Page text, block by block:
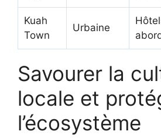
Kuah
Town
Urbaine
Savourer la
locale et
l’écosystème